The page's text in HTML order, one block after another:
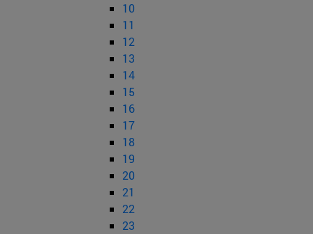
10
11
12
13
14
15
16
17
18
19
20
21
22
23